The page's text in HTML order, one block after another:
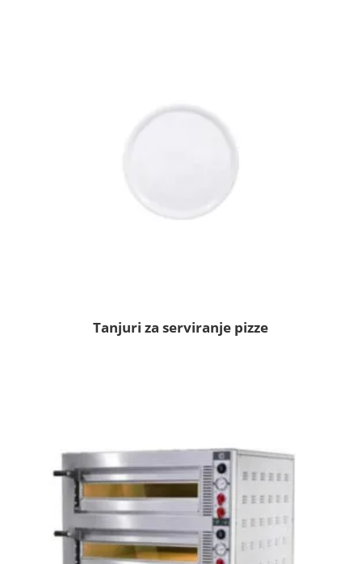
Tanjuri za serviranje pizze